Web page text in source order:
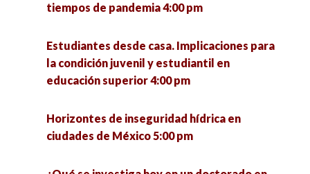
articuladores de la ciudad 5:30 pm
Pymes innovadoras y su impacto social en el
La otra economía. Resultados de investigación
estado de Jalisco y México 7:00 pm
tiempos de pandemia 4:00 pm
Estudiantes desde casa. Implicaciones para
la condición juvenil y estudiantil en
educación superior 4:00 pm
Horizontes de inseguridad hídrica en
ciudades de México 5:00 pm